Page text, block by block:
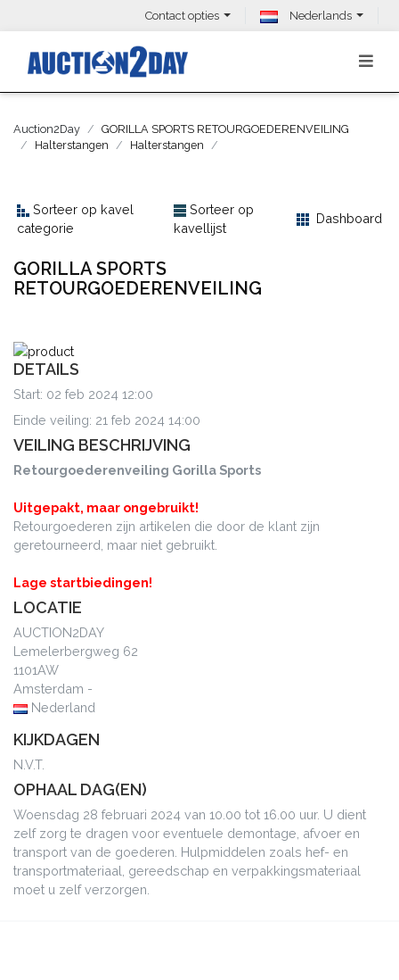
Contact opties Nederlands
Auction2Day
GORILLA SPORTS RETOURGOEDERENVEILING
Halterstangen
Halterstangen
Sorteer op kavel
categorie
Sorteer op
kavellijst
Dashboard
GORILLA SPORTS
RETOURGOEDERENVEILING
DETAILS
Start: 02 feb 2024 12:00
Einde veiling: 21 feb 2024 14:00
VEILING BESCHRIJVING
Retourgoederenveiling Gorilla Sports
Uitgepakt, maar ongebruikt!
Retourgoederen zijn artikelen die door de klant zijn
geretourneerd, maar niet gebruikt.
Lage startbiedingen!
LOCATIE
AUCTION2DAY
Lemelerbergweg 62
1101AW
Amsterdam -
Nederland
KIJKDAGEN
N.V.T.
OPHAAL DAG(EN)
Woensdag 28 februari 2024 van 10.00 tot 16.00 uur. U dient
zelf zorg te dragen voor eventuele demontage, afvoer en
transport van de goederen. Hulpmiddelen zoals hef- en
transportmateriaal, gereedschap en verpakkingsmateriaal
moet u zelf verzorgen.